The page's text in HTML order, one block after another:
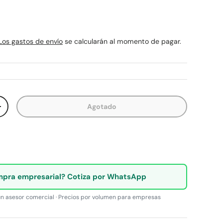
gastos de envío se calcularán al momento de pagar.
la cantidad Agotado
empresarial? Cotiza por WhatsApp
asesor comercial · Precios por volumen para empresas